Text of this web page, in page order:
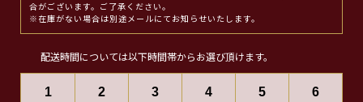
合がございます。ご了承ください。
※在庫がない場合は別途メールにてお知らせいたします。
配送時間については以下時間帯からお選び頂けます。
1 2 3 4 5 6